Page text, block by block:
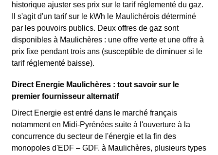
historique ajuster ses prix sur le tarif réglementé du gaz.
Il s'agit d'un tarif sur le kWh le Maulichérois déterminé
par les pouvoirs publics. Deux offres de gaz sont
disponibles à Maulichères : une offre verte et une offre à
prix fixe pendant trois ans (susceptible de diminuer si le
tarif réglementé baisse).
Direct Energie Maulichères : tout savoir sur le
premier fournisseur alternatif
Direct Energie est entré dans le marché français
notamment en Midi-Pyrénées suite à l'ouverture à la
concurrence du secteur de l'énergie et la fin des
monopoles d'EDF – GDF. à Maulichères, plusieurs types